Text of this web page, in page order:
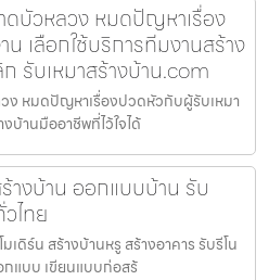
ดบัวหลวง หมดปัญหาเรื่อง
เลือกใช้บริการทีมงานสร้าง
รับเหมาสร้างบ้าน.com
ง หมดปัญหาเรื่องปวดหัวกับผู้รับเหมา
บ้านมืออาชีพที่ไว้ใจได้
างบ้าน ออกแบบบ้าน รับ
ไทย
เดิร์น สร้างบ้านหรู สร้างอาคาร รับรีโน
กแบบ เขียนแบบก่อสร้